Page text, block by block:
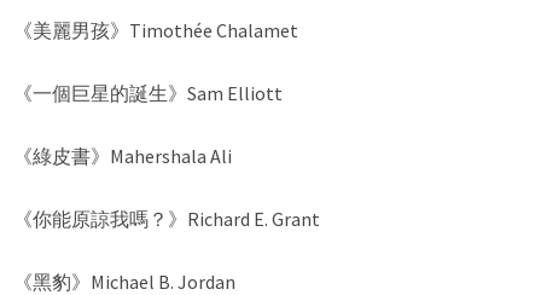
《美麗男孩》Timothée Chalamet
《一個巨星的誕生》Sam Elliott
《綠皮書》Mahershala Ali
《你能原諒我嗎？》Richard E. Grant
《黑豹》Michael B. Jordan